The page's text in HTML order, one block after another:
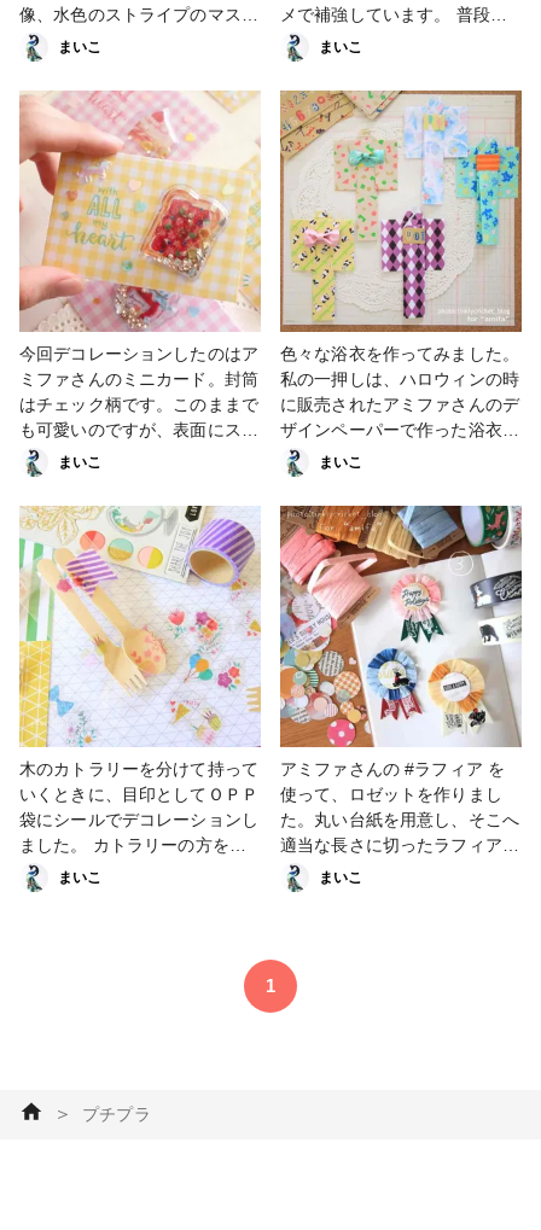
像、水色のストライプのマスキ
ングテープは、幅広のタイプを
細く切って使っています。
#amifadiy #アミファ #amifa
#100円ショップ #百均 #ワンコ
イン #プチプラ #DIY #ハンド
メイド #handmade #手作り#
手帳 #マスキングテープ #シー
ル #ペーパークラフト
まいこ
メで補強しています。 普段手
帳カスタマイズしないのです
が、めちゃくちゃ可愛くでき
て、1人ご満悦！ #amifadiy #
アミファ #amifa #100円ショッ
プ #百均 #ワンコイン #プチプ
ラ #DIY #ハンドメイド
#handmade
まいこ
今回デコレーションしたのはア
ミファさんのミニカード。封筒
はチェック柄です。このままで
も可愛いのですが、表面にスパ
ンコール入りステッカーを貼っ
てみました。 アミファさんの
商品は、全国１００円ショップ
の一部店舗で販売中です。
#amifadiy #アミファ #amifa
#100円ショップ #百均 #ワンコ
イン #プチプラ #DIY #ハンド
メイド #handmade #手作り #
ペーパークラフト #スクラップ
ブッキング
まいこ
色々な浴衣を作ってみました。
私の一押しは、ハロウィンの時
に販売されたアミファさんのデ
ザインペーパーで作った浴衣で
す！紫の色と模様が浴衣にぴっ
たりです。 #スクラップブッキ
ング #折り紙 #デザインペー
パー #ラッピング・ギフト
#amifadiy #アミファ #amifa
#100円ショップ #百均 #ワンコ
イン #プチプラ #ペーパークラ
フト #マスキングテープ
まいこ
木のカトラリーを分けて持って
いくときに、目印としてＯＰＰ
袋にシールでデコレーションし
ました。 カトラリーの方をデ
コレーションしてもよいのです
が、剥がれたりして持ちにくく
スキングテープ #amifadiy #ア
ミファ #amifa #100円ショップ
まいこ
アミファさんの #ラフィア を
使って、ロゼットを作りまし
た。丸い台紙を用意し、そこへ
適当な長さに切ったラフィアを
貼り付けカットするだけの簡単
クラフトです！ アミファさん
ラッピング・ギフト #amifadiy
#アミファ #amifa #100円ショ
まいこ
1
＞ プチプラ